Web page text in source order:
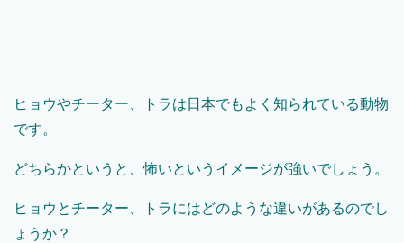
ヒョウやチーター、トラは日本でもよく知られている動物
です。
どちらかというと、怖いというイメージが強いでしょう。
ヒョウとチーター、トラにはどのような違いがあるのでし
ょうか？